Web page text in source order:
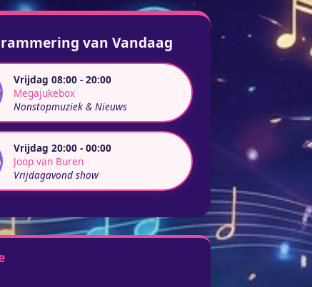
van Vandaag
Vrijdag 08:00 - 20:00
Megajukebox
Nonstopmuziek & Nieuws
Vrijdag 20:00 - 00:00
Joop van Buren
Vrijdagavond show